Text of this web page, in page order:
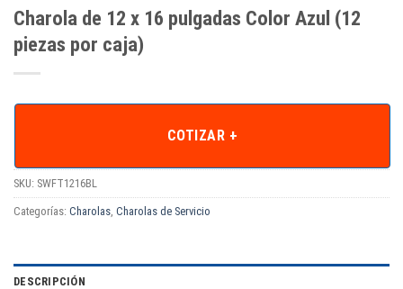
Charola de 12 x 16 pulgadas Color Azul (12
piezas por caja)
COTIZAR +
SKU: SWFT1216BL
Categorías: Charolas, Charolas de Servicio
DESCRIPCIÓN